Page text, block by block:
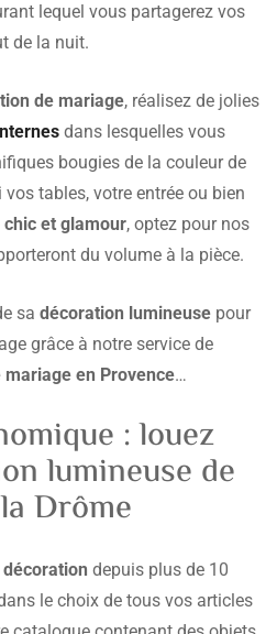
lequel vous partagerez vos
de la nuit.
de mariage, réalisez de jolies
dans lesquelles vous
bougies de la couleur de
tables, votre entrée ou bien
chic et glamour, optez pour nos
du volume à la pièce.
sa décoration lumineuse pour
grâce à notre service de
en Provence…
: louez
lumineuse de
Drôme
depuis plus de 10
le choix de tous vos articles